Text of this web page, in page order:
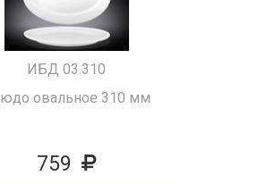
ИБД 03.310
овальное 310 мм
759